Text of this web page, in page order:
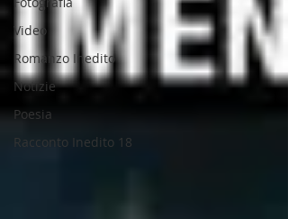
Video
Romanzo Inedito
Notizie
Poesia
Racconto Inedito 18